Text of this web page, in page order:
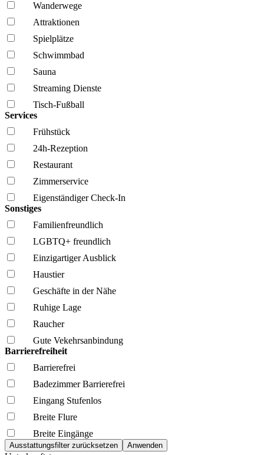
Wanderwege
Attraktionen
Spielplätze
Schwimmbad
Sauna
Streaming Dienste
Tisch-Fußball
Services
Frühstück
24h-Rezeption
Restaurant
Zimmerservice
Eigenständiger Check-In
Sonstiges
Familien­freundlich
LGBTQ+ freundlich
Einzigartiger Ausblick
Haustier
Geschäfte in der Nähe
Ruhige Lage
Raucher
Gute Vekehrsanbindung
Barrierefreiheit
Barrierefrei
Badezimmer Barrierefrei
Eingang Stufenlos
Breite Flure
Breite Eingänge